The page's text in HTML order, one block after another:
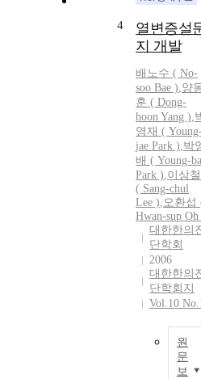
4
열변증설
지 개발
배노수 ( No-
soo Bae ),양
훈 ( Dong-
hoon Yang ),
영재 (
jae Park ),박
배 ( Young-
Park ),이상철
( Sang-chul
Lee ),오환섭
Hwan-sup
대한한의
단학회
2006
대한한의
단학회지
Vol.10
원
문
보